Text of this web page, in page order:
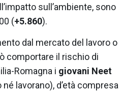
sull’ambiente, sono
(+5.860).
dal mercato del lavoro o
comportare il rischio di
Romagna i giovani Neet
lavorano), d’età compresa